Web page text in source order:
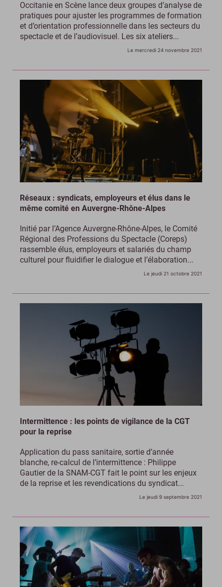
Occitanie en Scène lance deux groupes d’analyse de
pratiques pour ajuster les programmes de formation
et d’orientation professionnelle dans les secteurs du
spectacle et de l’audiovisuel. Les six ateliers...
Le mercredi 24 novembre 2021
Réseaux : syndicats, employeurs et élus dans le
même comité en Auvergne-Rhône-Alpes
Initié par l’Agence Auvergne-Rhône-Alpes, le Comité
Régional des Professions du Spectacle (Coreps)
rassemble élus, employeurs et salariés du champ
culturel pour fluidifier le dialogue et l’élaboration...
Le jeudi 21 octobre 2021
Intermittence : les points de vigilance de la CGT
pour la reprise
Application du pass sanitaire, sortie d’année
blanche, re-calcul de l’intermittence : Philippe
Gautier de la SNAM-CGT fait le point sur les enjeux
de la reprise et les revendications du syndicat...
Le jeudi 9 septembre 2021